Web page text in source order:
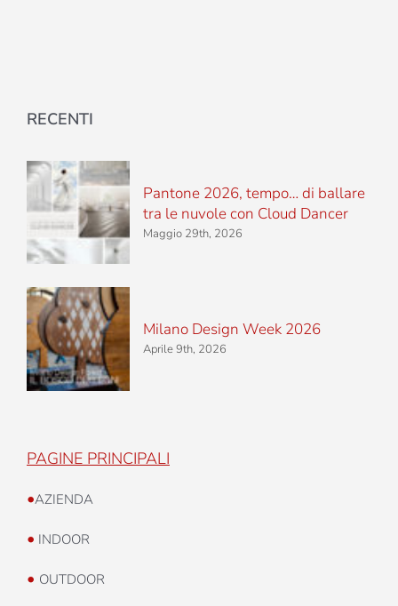
RECENTI
Pantone 2026, tempo… di ballare
tra le nuvole con Cloud Dancer
Maggio 29th, 2026
Milano Design Week 2026
Aprile 9th, 2026
PAGINE PRINCIPALI
•AZIENDA
• INDOOR
• OUTDOOR